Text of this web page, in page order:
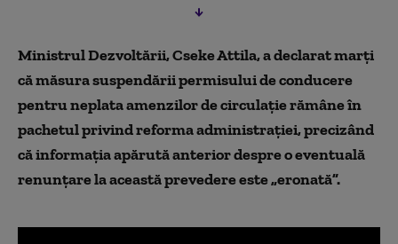
Ministrul Dezvoltării, Cseke Attila, a declarat marți
că măsura suspendării permisului de conducere
pentru neplata amenzilor de circulație rămâne în
pachetul privind reforma administrației, precizând
că informația apărută anterior despre o eventuală
renunțare la această prevedere este „eronată”.